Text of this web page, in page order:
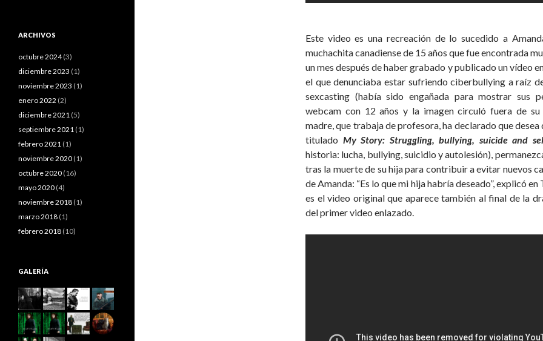
Este video es una recreación de lo sucedido a
muchachita canadiense de 15 años que fue encontrada
un mes después de haber grabado y publicado un vídeo
el que denunciaba estar sufriendo ciberbullying a raíz
sexcasting (había sido engañada para mostrar sus
webcam con 12 años y la imagen circuló fuera de su
madre, que trabaja de profesora, ha declarado que desea
titulado My Story: Struggling, bullying, suicide and
historia: lucha, bullying, suicidio y autolesión),
tras la muerte de su hija para contribuir a evitar nuevos
de Amanda: “Es lo que mi hija habría deseado”, explicó
es el video original que aparece también al final de la
del primer video enlazado.
ARCHIVOS
octubre 2024(3)
diciembre 2023 (1)
noviembre 2023 (1)
enero 2022 (2)
diciembre 2021 (5)
septiembre 2021 (1)
febrero 2021 (1)
noviembre 2020 (1)
octubre 2020 (16)
mayo 2020 (4)
noviembre 2018 (1)
marzo 2018 (1)
febrero 2018 (10)
GALERÍA